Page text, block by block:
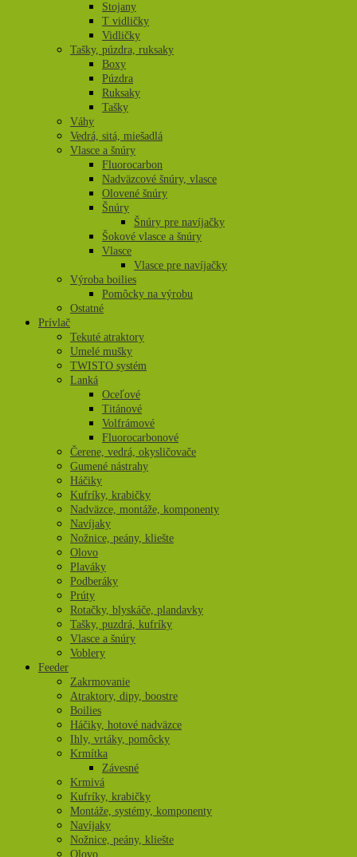
Stojany
T vidličky
Vidličky
Tašky, púzdra, ruksaky
Boxy
Púzdra
Ruksaky
Tašky
Váhy
Vedrá, sitá, miešadlá
Vlasce a šnúry
Fluorocarbon
Nadväzcové šnúry, vlasce
Olovené šnúry
Šnúry
Šnúry pre navíjačky
Šokové vlasce a šnúry
Vlasce
Vlasce pre navíjačky
Výroba boilies
Pomôcky na výrobu
Ostatné
Prívlač
Tekuté atraktory
Umelé mušky
TWISTO systém
Lanká
Oceľové
Titánové
Volfrámové
Fluorocarbonové
Čerene, vedrá, okysličovače
Gumené nástrahy
Háčiky
Kufríky, krabičky
Nadväzce, montáže, komponenty
Navíjaky
Nožnice, peány, kliešte
Olovo
Plaváky
Podberáky
Prúty
Rotačky, blyskáče, plandavky
Tašky, puzdrá, kufríky
Vlasce a šnúry
Voblery
Feeder
Zakrmovanie
Atraktory, dipy, boostre
Boilies
Háčiky, hotové nadväzce
Ihly, vrtáky, pomôcky
Krmítka
Závesné
Krmivá
Kufríky, krabičky
Montáže, systémy, komponenty
Navíjaky
Nožnice, peány, kliešte
Olovo